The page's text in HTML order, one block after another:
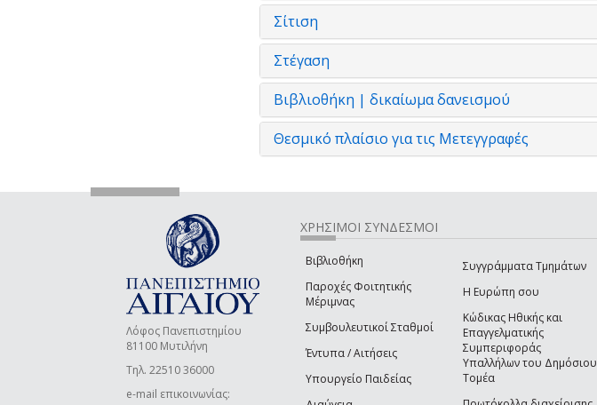
Σίτιση
Στέγαση
Βιβλιοθήκη | δικαίωμα δανεισμού
Θεσμικό πλαίσιο για τις Μετεγγραφές
Λόφος Πανεπιστημίου
81100 Μυτιλήνη
Τηλ. 22510 36000
e-mail επικοινωνίας:
ΧΡΗΣΙΜΟΙ ΣΥΝΔΕΣΜΟΙ
Βιβλιοθήκη
Παροχές Φοιτητικής
Μέριμνας
Συμβουλευτικοί Σταθμοί
Έντυπα / Αιτήσεις
Υπουργείο Παιδείας
Συγγράμματα Τμημάτων
Η Ευρώπη σου
Κώδικας Ηθικής και
Επαγγελματικής
Συμπεριφοράς
Υπαλλήλων του Δημόσιου
Τομέα